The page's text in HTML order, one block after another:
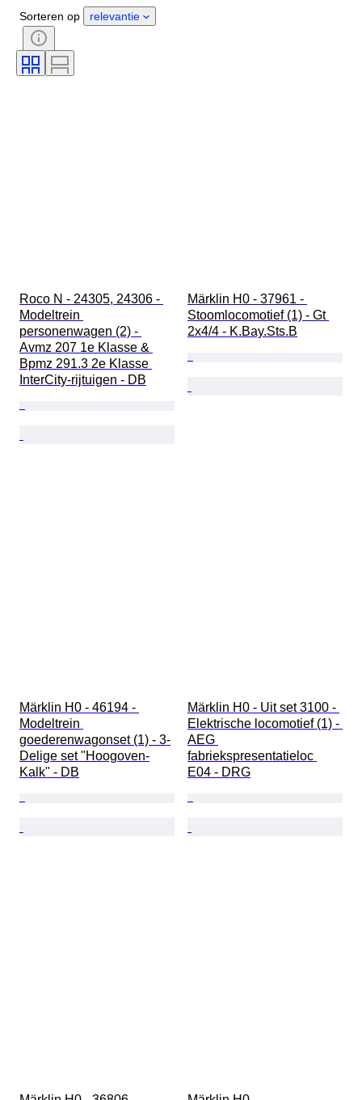
Onderwerp
Schaal
Besturing
Stroomvoorziening
Spoorwegmaatschappij
Sorteren op relevantie
Roco N - 24305, 24306 -
Modeltrein
personenwagen (2) -
Avmz 207 1e Klasse &
Bpmz 291.3 2e Klasse
InterCity-rijtuigen - DB
Märklin H0 - 37961 -
Stoomlocomotief (1) - Gt
2x4/4 - K.Bay.Sts.B
Märklin H0 - 46194 -
Modeltrein
goederenwagonset (1) - 3-
Delige set "Hoogoven-
Kalk" - DB
Märklin H0 - Uit set 3100 -
Elektrische locomotief (1) -
AEG
fabriekspresentatieloc
E04 - DRG